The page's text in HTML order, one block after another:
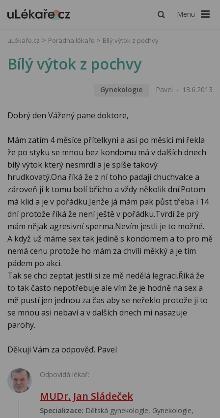
Menu
uLékaře.cz Poradna lékaře Bílý výtok z pochvy
Bílý výtok z pochvy
Gynekologie Pavel 13.6.2013
Dobrý den Vážený pane doktore,
Mám zatím 4 měsíce přítelkyni a asi po měsíci mi řekla
že po styku se mnou bez kondomu má v dalších dnech
bílý výtok který nesmrdí a je spíše takový
hrudkovatý.Ona říká že z ní toho padají chuchvalce a
zároveň ji k tomu bolí břicho a vždy několik dní.Potom
má klid a je v pořádku.Jenže já mám pak půst třeba i 14
dní protože říká že není ještě v pořádku.Tvrdí že prý
mám nějak agresivní sperma.Nevím jestli je to možné.
A když už máme sex tak jedině s kondomem a to pro mě
nemá cenu protože ho mám za chvíli měkký a je tím
pádem po akci.
Tak se chci zeptat jestli si ze mě nedělá legraci.Říká že
to tak často nepotřebuje ale vím že je hodně na sex a
mě pustí jen jednou za čas aby se neřeklo protože ji to
se mnou asi nebaví a v dalších dnech mi nasazuje
parohy.
Děkuji Vám za odpověď. Pavel
Odpovídá lékař:
MUDr. Jan Sládeček
Specializace: Dětská gynekologie, Gynekologie,